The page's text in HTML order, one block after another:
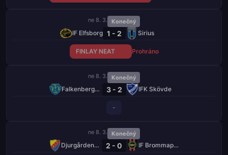
ne 8. 3. Konečný
IF Elfsborg 1 - 2 Sirius
FINLAY NEAT Prohráno
ne 8. 3. Konečný
Falkenbergs FF 3 - 2 IFK Skövde
-
ne 8. 3. Konečný
Djurgårdens IF 2 - 0 IF Brommapojkarna